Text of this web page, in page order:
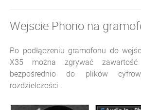
Wejscie Phono na
Po podłączeniu gramofonu do
X35 można zgrywać z
bezpośrednio do plików
rozdzielczości .